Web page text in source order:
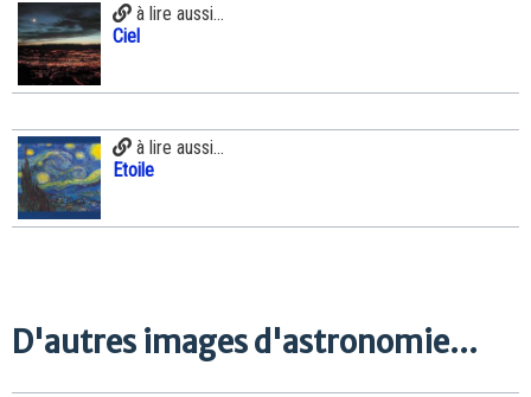
à lire aussi...
Ciel
à lire aussi...
Etoile
D'autres images d'astronomie...